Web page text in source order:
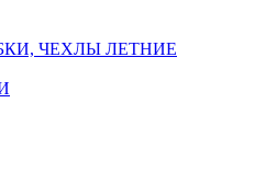
ЧЕХЛЫ ЛЕТНИЕ